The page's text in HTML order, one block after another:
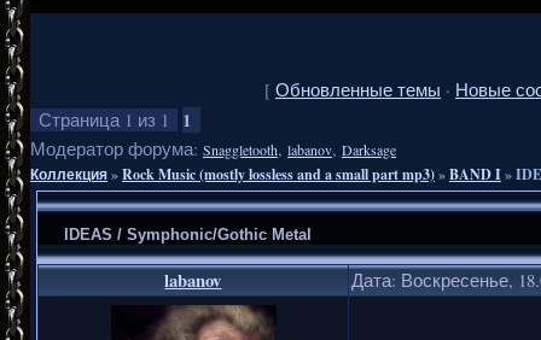
[ Обновленные темы · Новые
Страница 1 из 1 1
Модератор форума: Snaggletooth, labanov, Darksage
Коллекция»Rock Music (mostly lossless and a small part mp3)»BAND I»
IDEAS / Symphonic/Gothic Metal
labanov Дата: Воскресенье,